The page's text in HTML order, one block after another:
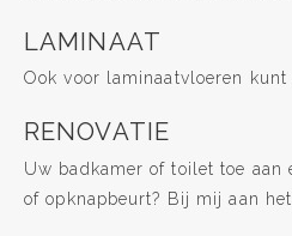
LAMINAAT
Ook voor laminaatvloeren
RENOVATIE
Uw badkamer of toilet toe aan
of opknapbeurt? Bij mij aan